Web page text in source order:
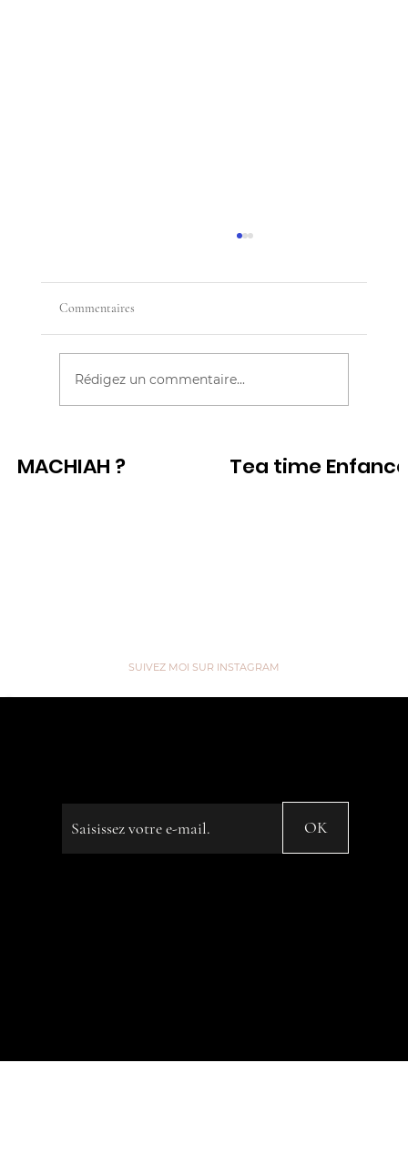
DEUX ANS PLEINS DE CAPRICES
Commentaires
Rédigez un commentaire...
MACHIAH ? Tea time
SUIVEZ MOI SUR INSTAGRAM
© 2023 by Name of Site. Created on
OK